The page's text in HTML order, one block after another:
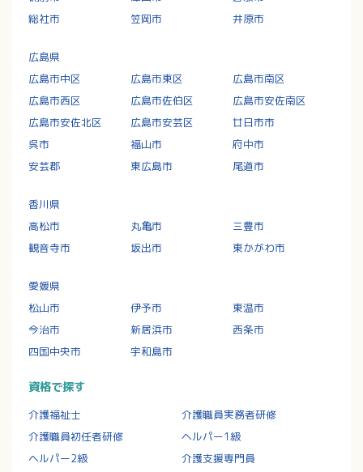
総社市
笠岡市 井原市
広島県
広島市中区
広島市東区
広島市南区
広島市西区
広島市佐伯区
広島市安佐南区
広島市安佐北区
広島市安芸区
廿日市市
呉市
福山市
府中市
安芸郡
東広島市 尾道市
香川県
高松市
丸亀市
三豊市
観音寺市
坂出市 東かがわ市
愛媛県
松山市
伊予市
東温市
今治市
新居浜市
西条市
四国中央市
宇和島市
資格で探す
介護福祉士
介護職員実務者研修
介護職員初任者研修
ヘルパー1級
ヘルパー2級
介護支援専門員